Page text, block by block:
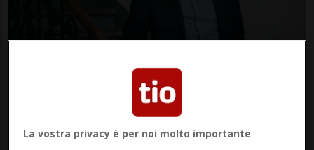
Si cerca un nuovo direttore del
Controllo cantonale delle
La vostra privacy è per noi molto importante